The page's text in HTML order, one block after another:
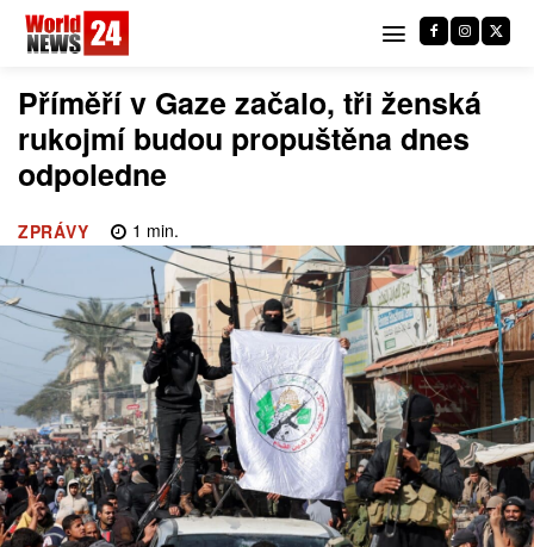
Příměří v Gaze začalo, tři ženská
rukojmí budou propuštěna dnes
odpoledne
ZPRÁVY 1 min.